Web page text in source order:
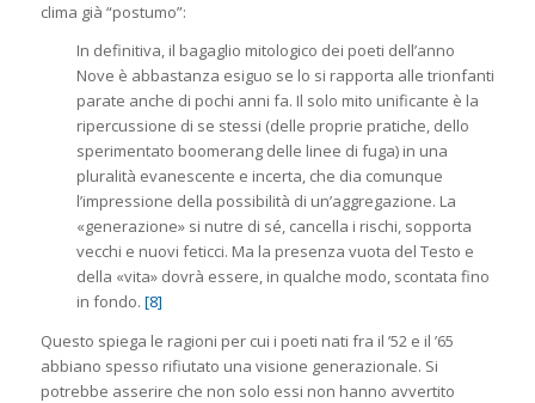
clima già “postumo”:
In definitiva, il bagaglio mitologico dei poeti dell’anno
Nove è abbastanza esiguo se lo si rapporta alle trionfanti
parate anche di pochi anni fa. Il solo mito unificante è la
ripercussione di se stessi (delle proprie pratiche, dello
sperimentato boomerang delle linee di fuga) in una
pluralità evanescente e incerta, che dia comunque
l’impressione della possibilità di un’aggregazione. La
«generazione» si nutre di sé, cancella i rischi, sopporta
vecchi e nuovi feticci. Ma la presenza vuota del Testo e
della «vita» dovrà essere, in qualche modo, scontata fino
in fondo. [8]
Questo spiega le ragioni per cui i poeti nati fra il ’52 e il ’65
abbiano spesso rifiutato una visione generazionale. Si
potrebbe asserire che non solo essi non hanno avvertito